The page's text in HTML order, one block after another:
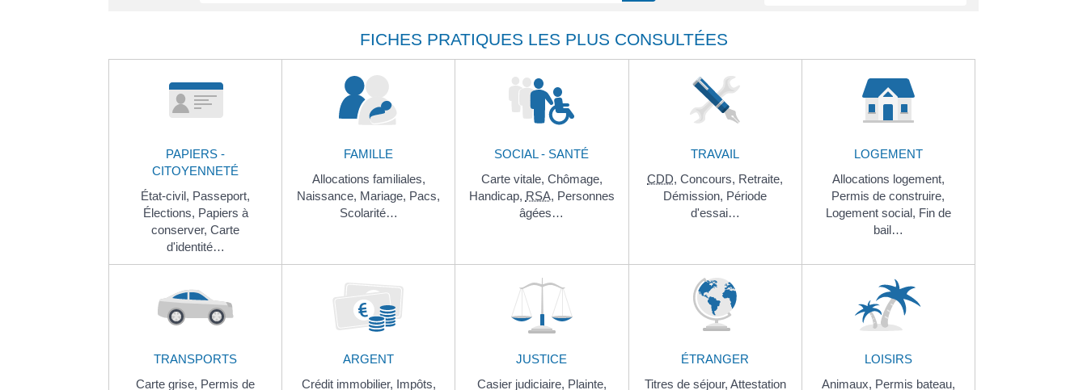
FICHES PRATIQUES LES PLUS CONSULTÉES
PAPIERS -
CITOYENNETÉ
État-civil, Passeport,
Élections, Papiers à
conserver,Carte
d'identité…
FAMILLE
Allocations familiales,
Naissance, Mariage, Pacs,
Scolarité…
SOCIAL - SANTÉ
Carte vitale, Chômage,
Handicap, RSA, Personnes
âgées…
TRAVAIL
CDD,Concours, Retraite,
Démission, Période
d'essai…
LOGEMENT
Allocations logement,
Permis de construire,
Logement social, Fin de
bail…
TRANSPORTS
Carte grise, Permis de
ARGENT
Crédit immobilier, Impôts,
JUSTICE
Casier judiciaire, Plainte,
ÉTRANGER
Titres de séjour, Attestation
LOISIRS
Animaux, Permis bateau,